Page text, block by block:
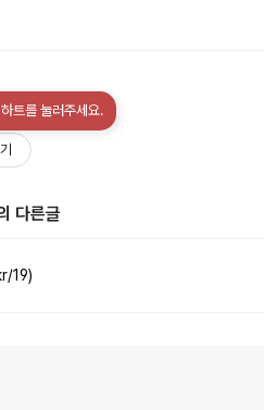
트를 눌러주세요.
다른글
19)